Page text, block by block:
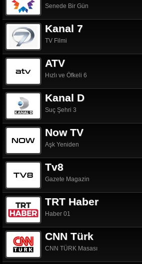
Senede Bir Gün
Kanal 7
TV Filmi
ATV
Hızlı ve Öfkeli 6
Kanal D
Suç Şehri 3
Now TV
Aşk Yeniden
Tv8
Gazete Magazin
TRT Haber
Haber 01
CNN Türk
CNN TÜRK Masası